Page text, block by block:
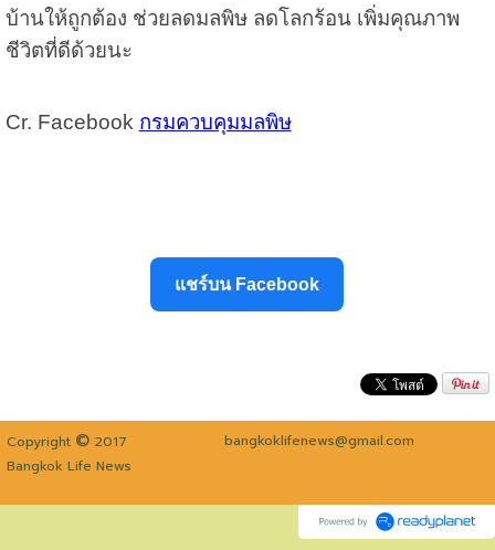
บ้านให้ถูกต้อง ช่วยลดมลพิษ ลดโลกร้อน เพิ่มคุณภาพ
ชีวิตที่ดีด้วยนะ
Cr. Facebook กรมควบคุมมลพิษ
แชร์บน Facebook
Copyright © 2017
bangkoklifenews@gmail.com
Bangkok Life News